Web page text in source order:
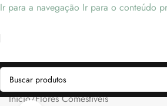
Ir para a navegação Ir para o conteúdo
Início/Flores Comestíveis